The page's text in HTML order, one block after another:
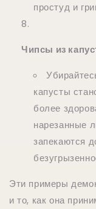
простуд и
Чипсы из
капусты
более
нарезанные
запекаются
Эти примеры
и то, как она